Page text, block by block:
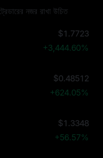
নজর রাখা উচিত
$1.7723
+3,444.60%
$0.48512
+624.05%
$1.3348
+56.57%